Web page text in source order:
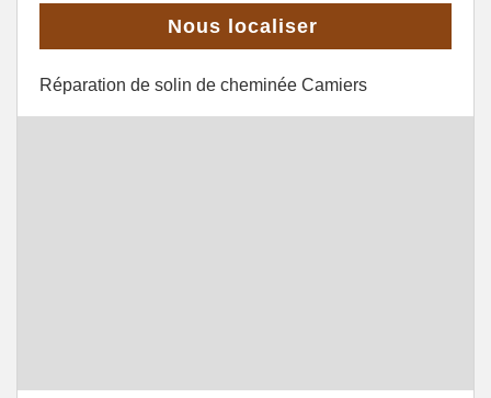
Nous localiser
Réparation de solin de cheminée Camiers